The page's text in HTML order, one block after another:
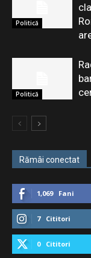
Politică
Politică
Rămâi conectat
1,069 Fani
7 Cititori
0 Cititori